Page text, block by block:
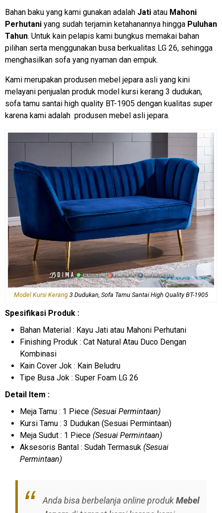
Bahan baku yang kami gunakan adalah Jati atau Mahoni
Perhutani yang sudah terjamin ketahanannya hingga Puluhan
Tahun. Untuk kain pelapis kami bungkus memakai bahan
pilihan serta menggunakan busa berkualitas LG 26, sehingga
menghasilkan sofa yang nyaman dan empuk.
Kami merupakan produsen mebel jepara asli yang kini
melayani penjualan produk model kursi kerang 3 dudukan,
sofa tamu santai high quality BT-1905 dengan kualitas super
karena kami adalah produsen mebel asli jepara.
Model Kursi Kerang 3 Dudukan, Sofa Tamu Santai High Quality BT-1905
Spesifikasi Produk :
Bahan Material : Kayu Jati atau Mahoni Perhutani
Finishing Produk : Cat Natural Atau Duco Dengan
Kombinasi
Kain Cover Jok : Kain Beludru
Tipe Busa Jok : Super Foam LG 26
Detail Item :
Meja Tamu : 1 Piece (Sesuai Permintaan)
Kursi Tamu : 3 Dudukan (Sesuai Permintaan)
Meja Sudut : 1 Piece (Sesuai Permintaan)
Aksesoris Bantal : Sudah Termasuk (Sesuai
Permintaan)
Anda bisa berbelanja online produkMebel